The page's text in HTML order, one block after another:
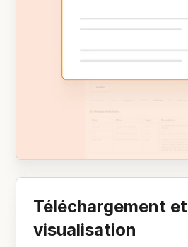
Téléchargement et
visualisation